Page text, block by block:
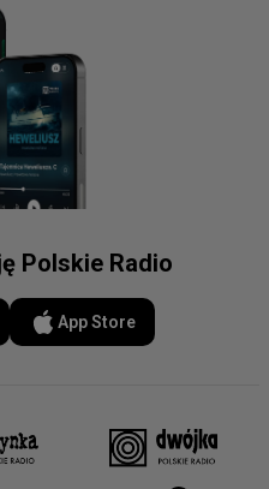
Polskie Radio
App Store